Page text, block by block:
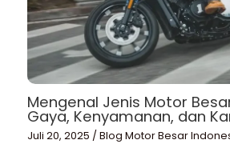
Mengenal Jenis Motor
Gaya, Kenyamanan, dan
Juli 20, 2025 /Blog Motor Besar